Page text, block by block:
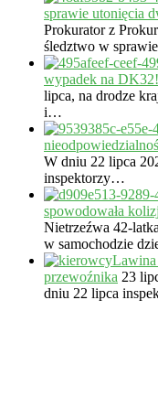
sprawie utonięcia
Prokurator z
śledztwo w
wypadek na
lipca, na drodze
i…
W dniu 22 lipca
inspektorzy…
spowodowała
Nietrzeźwa 42-
w samochodzie
Lawina
przewoźnika 23
dniu 22 lipca